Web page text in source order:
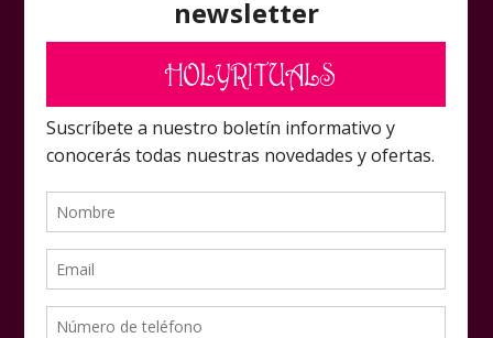
FAQ
Foro Amigos Laboratorio
Rituals
NUESTRAS OFERTAS
Mi cuenta